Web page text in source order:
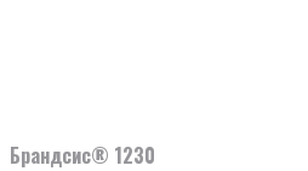
Брандсис® 1230